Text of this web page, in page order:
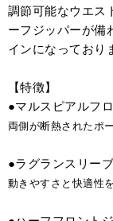
調節可能なウエス
ーフジッパーが備
インになっており
【特徴】
●マルスピアルフ
両側が断熱されたポ
●ラグランスリーブ
動きやすさと快適性を